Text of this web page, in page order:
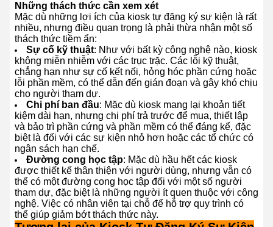
Những thách thức cần xem xét
Mặc dù những lợi ích của kiosk tự đăng ký sự kiện là rất
nhiều, nhưng điều quan trọng là phải thừa nhận một số
thách thức tiềm ẩn:
Sự cố kỹ thuật: Như với bất kỳ công nghệ nào, kiosk
không miễn nhiễm với các trục trặc. Các lỗi kỹ thuật,
chẳng hạn như sự cố kết nối, hỏng hóc phần cứng hoặc
lỗi phần mềm, có thể dẫn đến gián đoạn và gây khó chịu
cho người tham dự.
Chi phí ban đầu: Mặc dù kiosk mang lại khoản tiết
kiệm dài hạn, nhưng chi phí trả trước để mua, thiết lập
và bảo trì phần cứng và phần mềm có thể đáng kể, đặc
biệt là đối với các sự kiện nhỏ hơn hoặc các tổ chức có
ngân sách hạn chế.
Đường cong học tập: Mặc dù hầu hết các kiosk
được thiết kế thân thiện với người dùng, nhưng vẫn có
thể có một đường cong học tập đối với một số người
tham dự, đặc biệt là những người ít quen thuộc với công
nghệ. Việc có nhân viên tại chỗ để hỗ trợ quy trình có
thể giúp giảm bớt thách thức này.